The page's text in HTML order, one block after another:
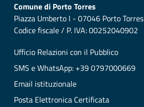
Comune di Porto Torres
Piazza Umberto I - 07046 Porto Torres
Codice fiscale / P. IVA: 00252040902
Ufficio Relazioni con il Pubblico
SMS e WhatsApp: +39 0797000669
Email istituzionale
Posta Elettronica Certificata